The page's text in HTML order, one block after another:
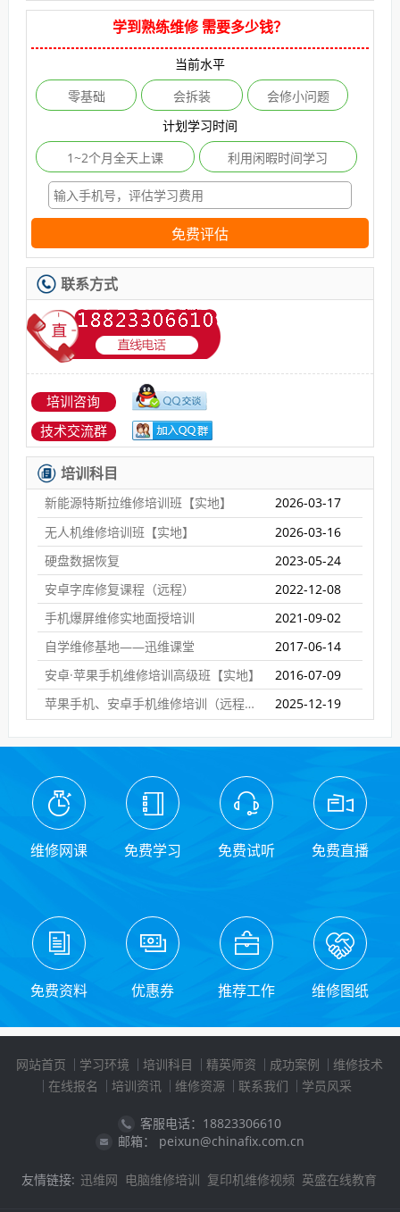
学到熟练维修 需要多少钱？
当前水平
零基础
会拆装
会修小问题
计划学习时间
1~2个月全天上课
利用闲暇时间学习
免费评估
联系方式
培训咨询
技术交流群
培训科目
新能源特斯拉维修培训班【实地】
2026-03-17
无人机维修培训班【实地】
2026-03-16
硬盘数据恢复
2023-05-24
安卓字库修复课程（远程）
2022-12-08
手机爆屏维修实地面授培训
2021-09-02
自学维修基地——迅维课堂
2017-06-14
安卓·苹果手机维修培训高级班【实地】
2016-07-09
苹果手机、安卓手机维修培训（远程网络班）
2025-12-19
维修网课 免费学习 免费试听 免费直播
免费资料 优惠券 推荐工作 维修图纸
网站首页 学习环境 培训科目 精英师资 成功案例
维修技术
在线报名
培训资讯 维修资源 联系我们 学员风采
客服电话：18823306610
邮箱： peixun@chinafix.com.cn
友情链接: 迅维网 电脑维修培训 复印机维修视频 英盛在线教育